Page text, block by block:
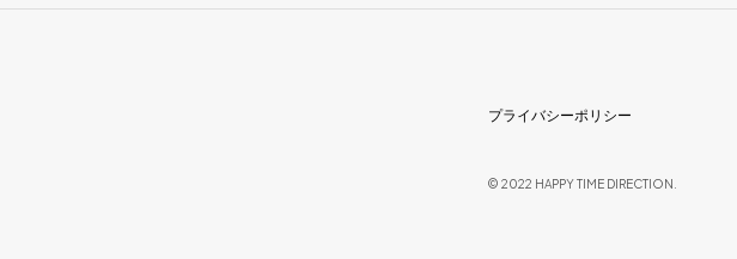
プライバシーポリシー
© 2022 HAPPY TIME DIRECTION.